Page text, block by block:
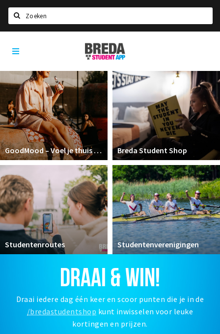
HOME
STUDEREN
Voel je thuis in Breda | GoodMood
Welkom in Breda
Studentenverenigingen
Studentenraad
Studentenroutes
New in town? Check FAQ!
WONEN
Woonruimte
Inschrijven gemeente
Zorgverzekering
Huisarts en eerste hulp
KORTING
Breda Student Shop
Breda
Student
GoodMood – Voel je thuis in Breda Breda Student Shop
Studentenroutes Studentenverenigingen
DRAAI & WIN!
Draai iedere dag één keer en scoor punten die je in de
/bredastudentshop kunt inwisselen voor leuke
kortingen en prijzen.